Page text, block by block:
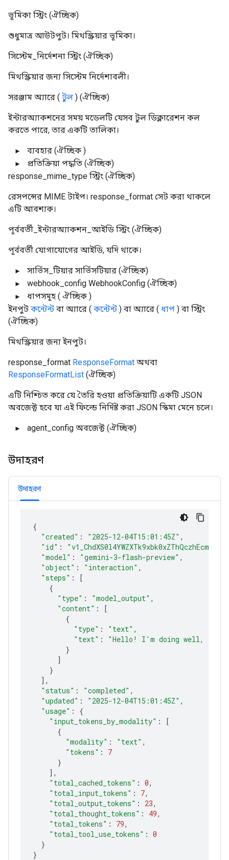
ভূমিকা স্ট্রিং (ঐচ্ছিক)
শুধুমাত্র আউটপুট। মিথস্ক্রিয়ার ভূমিকা।
সিস্টেম_নির্দেশনা স্ট্রিং (ঐচ্ছিক)
মিথস্ক্রিয়ার জন্য সিস্টেম নির্দেশাবলী।
সরঞ্জাম অ্যারে ( টুল ) (ঐচ্ছিক)
ইন্টারঅ্যাকশনের সময় মডেলটি যেসব টুল ডিক্লারেশন কল
করতে পারে, তার একটি তালিকা।
ব্যবহার (ঐচ্ছিক )
প্রতিক্রিয়া পদ্ধতি (ঐচ্ছিক)
response_mime_type স্ট্রিং (ঐচ্ছিক)
রেসপন্সের MIME টাইপ। response_format সেট করা থাকলে
এটি আবশ্যক।
পূর্ববর্তী_ইন্টারঅ্যাকশন_আইডি স্ট্রিং (ঐচ্ছিক)
পূর্ববর্তী যোগাযোগের আইডি, যদি থাকে।
সার্ভিস_টিয়ার সার্ভিসটিয়ার (ঐচ্ছিক)
webhook_config WebhookConfig (ঐচ্ছিক)
ধাপসমূহ ( ঐচ্ছিক )
ইনপুট কন্টেন্ট বা অ্যারে ( কন্টেন্ট ) বা অ্যারে ( ধাপ ) বা স্ট্রিং
(ঐচ্ছিক)
মিথস্ক্রিয়ার জন্য ইনপুট।
response_format ResponseFormat অথবা
ResponseFormatList (ঐচ্ছিক)
এটি নিশ্চিত করে যে তৈরি হওয়া প্রতিক্রিয়াটি একটি JSON
অবজেক্ট হবে যা এই ফিল্ডে নির্দিষ্ট করা JSON স্কিমা মেনে চলে।
agent_config অবজেক্ট (ঐচ্ছিক)
উদাহরণ
উদাহরণ
{
"created" : "2025-12-04T15:01:45Z"
"id" :
"model" : "gemini-3-flash-preview"
"object" : "interaction"
"steps" :
[
{
"type" : "model_output"
"content" :
[
{
"type" : "text"
"text" :
"Hello! I'm doing well,
}
]
}
]
"status" : "completed"
"updated" : "2025-12-04T15:01:45Z"
"usage" :
{
"input_tokens_by_modality" :
[
{
"modality" : "text"
"tokens" :
7
}
]
"total_cached_tokens" : 0
"total_input_tokens" : 7
"total_output_tokens" : 23
"total_thought_tokens" : 49
"total_tokens" : 79
"total_tool_use_tokens" : 0
}
}